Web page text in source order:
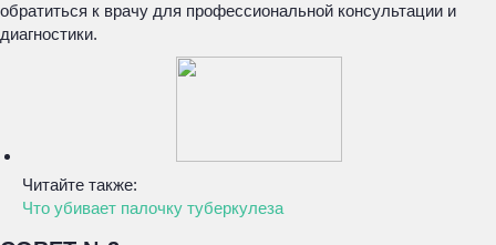
обратиться к врачу для профессиональной консультации и
диагностики.
Читайте также:
Что убивает палочку туберкулеза